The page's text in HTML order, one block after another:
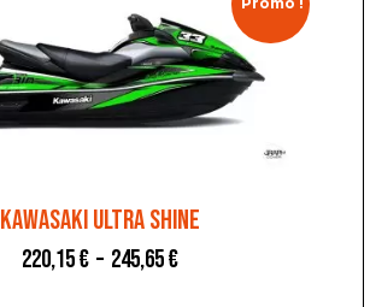
KAWASAKI ULTRA SHINE
220,15€ – 245,65€